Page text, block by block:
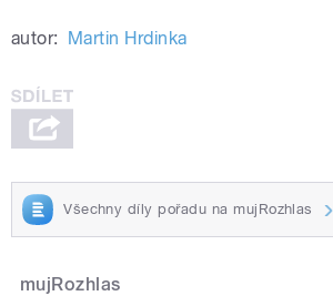
autor: Martin Hrdinka
Všechny díly pořadu na mujRozhlas
mujRozhlas